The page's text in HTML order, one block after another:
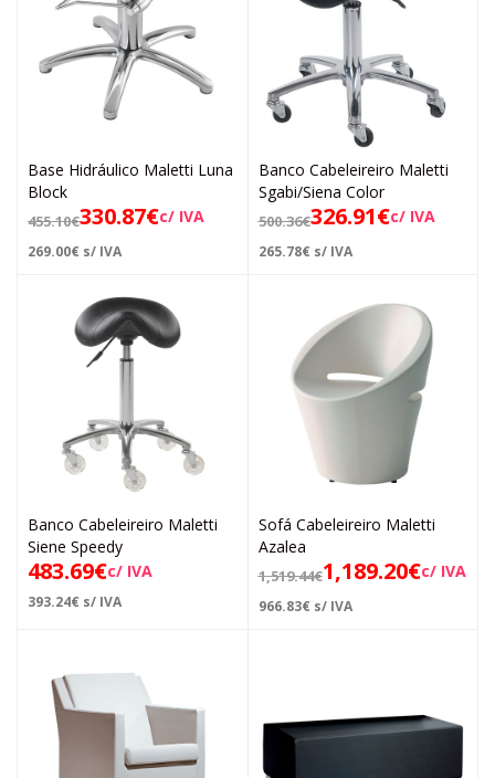
Base Hidráulico Maletti Luna
Block
455.10€330.87€c/ IVA
269.00€ s/ IVA
Banco Cabeleireiro Maletti
Sgabi/Siena Color
500.36€326.91€c/ IVA
265.78€ s/ IVA
Banco Cabeleireiro Maletti
Siene Speedy
483.69€c/ IVA
393.24€ s/ IVA
Sofá Cabeleireiro Maletti
Azalea
1,519.44€1,189.20€c/ IVA
966.83€ s/ IVA